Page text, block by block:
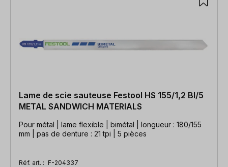
Lame de scie sauteuse Festool HS 155/1,2 BI/5
METAL SANDWICH MATERIALS
Pour métal | lame flexible | bimétal | longueur : 180/155
mm | pas de denture : 21 tpi | 5 pièces
Réf. art. : F-204337